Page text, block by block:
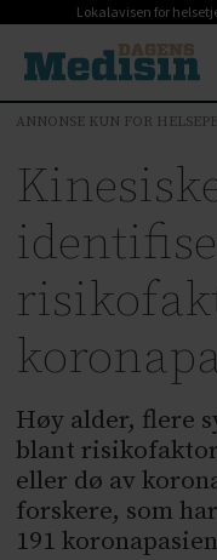
Lokalavisen for
ANNONSE KUN FOR
Høy alder, flere
blant
eller dø av
forskere, som
191